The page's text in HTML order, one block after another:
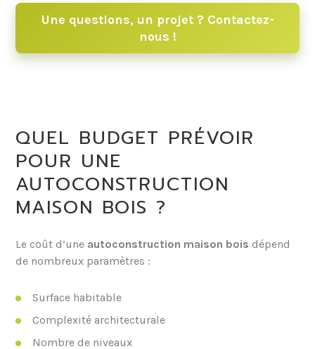
Une questions, un projet ? Contactez-
nous !
QUEL BUDGET PRÉVOIR
POUR UNE
AUTOCONSTRUCTION
MAISON BOIS ?
Le coût d’une autoconstruction maison bois dépend
de nombreux paramètres :
Surface habitable
Complexité architecturale
Nombre de niveaux